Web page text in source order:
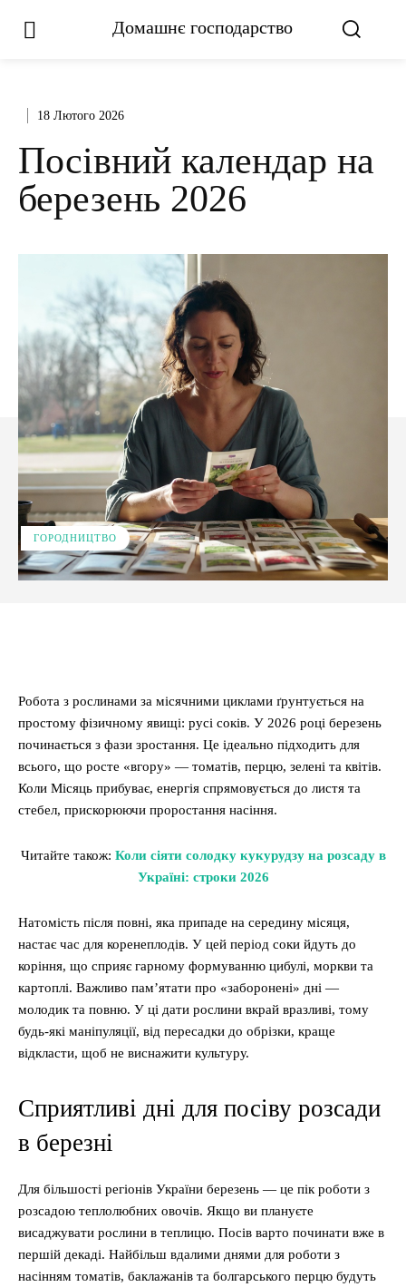
Домашнє господарство
18 Лютого 2026
Посівний календар на
березень 2026
ГОРОДНИЦТВО
Робота з рослинами за місячними циклами ґрунтується на
простому фізичному явищі: русі соків. У 2026 році березень
починається з фази зростання. Це ідеально підходить для
всього, що росте «вгору» — томатів, перцю, зелені та квітів.
Коли Місяць прибуває, енергія спрямовується до листя та
стебел, прискорюючи проростання насіння.
Читайте також: Коли сіяти солодку кукурудзу на розсаду в
Україні: строки 2026
Натомість після повні, яка припаде на середину місяця,
настає час для коренеплодів. У цей період соки йдуть до
коріння, що сприяє гарному формуванню цибулі, моркви та
картоплі. Важливо пам’ятати про «заборонені» дні —
молодик та повню. У ці дати рослини вкрай вразливі, тому
будь-які маніпуляції, від пересадки до обрізки, краще
відкласти, щоб не виснажити культуру.
Сприятливі дні для посіву розсади
в березні
Для більшості регіонів України березень — це пік роботи з
розсадою теплолюбних овочів. Якщо ви плануєте
висаджувати рослини в теплицю. Посів варто починати вже в
першій декаді. Найбільш вдалими днями для роботи з
насінням томатів, баклажанів та болгарського перцю будуть